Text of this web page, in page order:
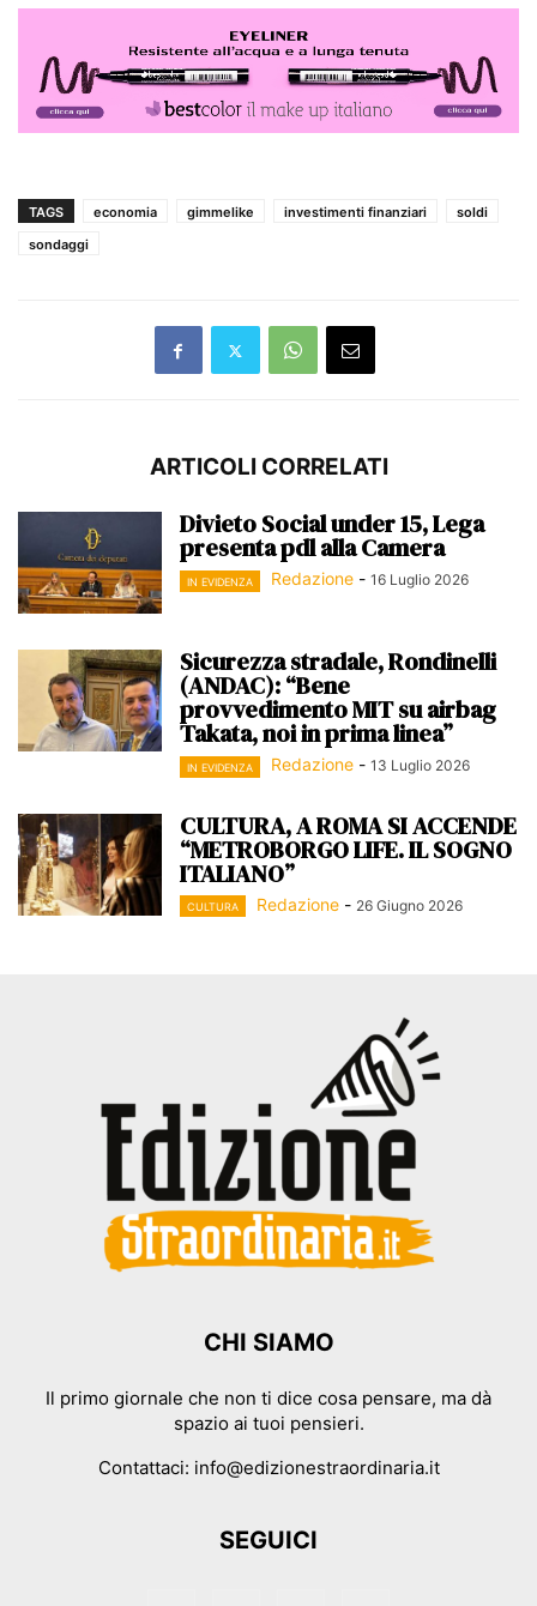
TAGS economia gimmelike investimenti finanziari
soldi
sondaggi
ARTICOLI CORRELATI
Divieto Social under 15, Lega
presenta pdl alla Camera
IN EVIDENZA Redazione - 16 Luglio 2026
Sicurezza stradale, Rondinelli
(ANDAC): “Bene
provvedimento MIT su airbag
Takata, noi in prima linea”
IN EVIDENZA Redazione - 13 Luglio 2026
CULTURA, A ROMA SI ACCENDE
“METROBORGO LIFE. IL SOGNO
ITALIANO”
CULTURA Redazione - 26 Giugno 2026
CHI SIAMO
Il primo giornale che non ti dice cosa pensare, ma dà
spazio ai tuoi pensieri.
Contattaci: info@edizionestraordinaria.it
SEGUICI